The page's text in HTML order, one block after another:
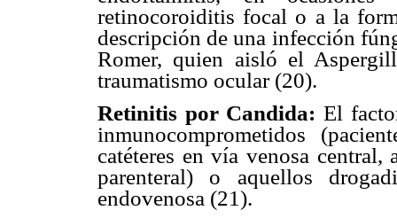
retinocoroiditis focal o a la
descripción de una infección
Romer, quien aisló el
traumatismo ocular (20).
Retinitis por Candida:El
inmunocomprometidos
catéteres en vía venosa
parenteral) o aquellos
endovenosa (21).